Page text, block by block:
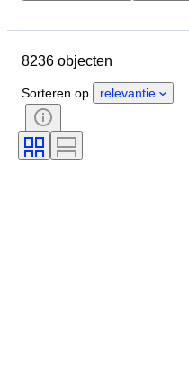
Geslacht
Certificaat
Geslepen
Kleurgraad
Maat op het artikel
8236 objecten
Sorteren op relevantie